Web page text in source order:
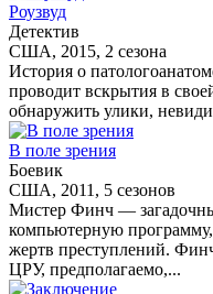
Роузвуд
Детектив
США, 2015, 2 сезона
История о
проводит вскрытия в
обнаружить улики,
В поле зрения
Боевик
США, 2011, 5 сезонов
Мистер Финч —
компьютерную программу,
жертв преступлений.
ЦРУ, предполагаемо,...